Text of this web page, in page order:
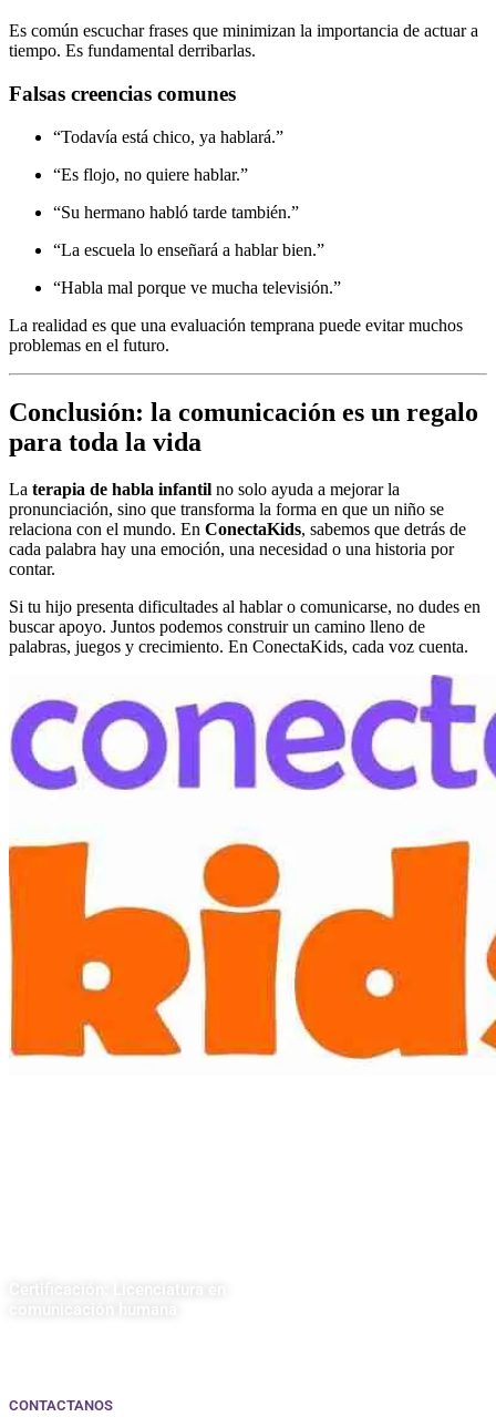
Es común escuchar frases que minimizan la importancia de actuar a
tiempo. Es fundamental derribarlas.
Falsas creencias comunes
“Todavía está chico, ya hablará.”
“Es flojo, no quiere hablar.”
“Su hermano habló tarde también.”
“La escuela lo enseñará a hablar bien.”
“Habla mal porque ve mucha televisión.”
La realidad es que una evaluación temprana puede evitar muchos
problemas en el futuro.
Conclusión: la comunicación es un regalo
para toda la vida
La terapia de habla infantil no solo ayuda a mejorar la
pronunciación, sino que transforma la forma en que un niño se
relaciona con el mundo. En ConectaKids, sabemos que detrás de
cada palabra hay una emoción, una necesidad o una historia por
contar.
Si tu hijo presenta dificultades al hablar o comunicarse, no dudes en
buscar apoyo. Juntos podemos construir un camino lleno de
palabras, juegos y crecimiento. En ConectaKids, cada voz cuenta.
CONTACTANOS